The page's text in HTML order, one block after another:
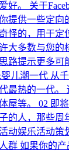
好。 关于
提供一些定向
怪的，用于定
大多数与您
路提示更多可
儿潮一代 从
最热的一代。
屋等。 02 即
的人，那些周
动娱乐活动策
群 如果你的